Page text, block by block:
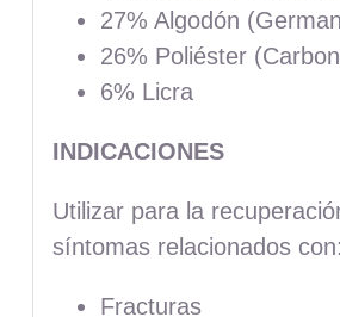
27% Algodón
26% Poliéster
6% Licra
INDICACIONES
Utilizar para la
síntomas relacionados con:
Fracturas